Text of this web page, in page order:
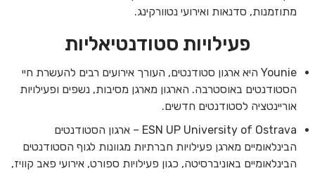
מתוזמנות, סדנאות ואירועי נטוורקינג.
פעילויות סטודנטיאליות
Younie היא ארגון סטודנטים, העורך אירועים רבים להעשרת חיי
הסטודנטים באוסטרבה. הארגון מארגן מסיבות, נשפים ופעילויות
אוריינטציה לסטודנטים חדשים.
ESN UP University of Ostrava – ארגון הסטודנטים
הבינלאומיים מארגן פעילויות חברתיות מגוונות לגוף הסטודנטים
הבינלאומיים באוניברסיטה, כגון פעילויות ספורט, אירועי פאב קוויז,